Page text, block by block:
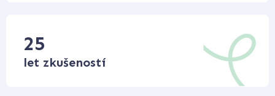
25
let zkušeností